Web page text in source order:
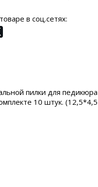
пилки для
10 штук.